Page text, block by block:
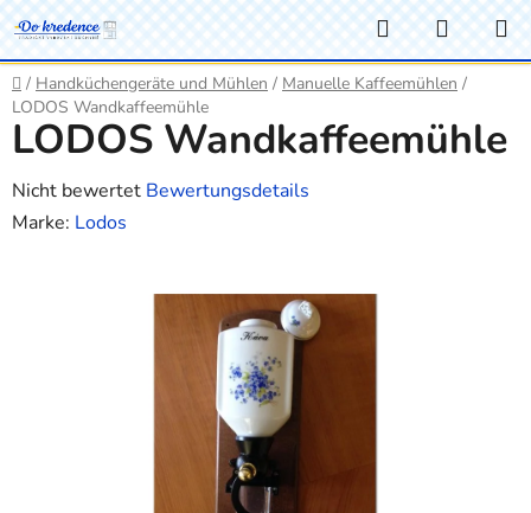
Zum
Inhalt
springen
Suchen
Startseite
/ Handküchengeräte und Mühlen / Manuelle Kaffeemühlen /
LODOS Wandkaffeemühle
LODOS Wandkaffeemühle
Die
durchschnittliche
Nicht bewertet Bewertungsdetails
Marke: Lodos